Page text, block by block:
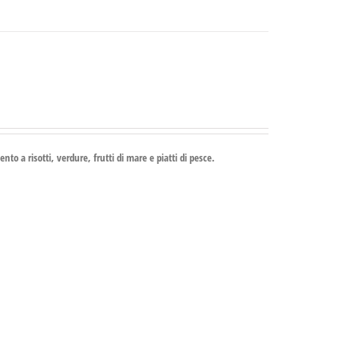
a risotti, verdure, frutti di mare e piatti di pesce.